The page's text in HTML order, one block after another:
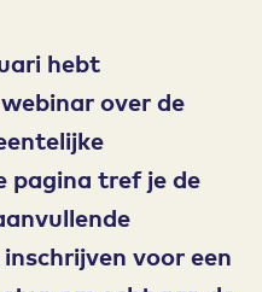
hebt
over de
pagina tref je de
voor een